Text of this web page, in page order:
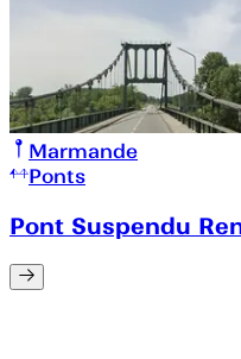
Marmande
Ponts
Pont Suspendu